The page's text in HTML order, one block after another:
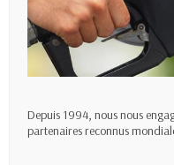
Depuis 1994, nous nous
partenaires reconnus